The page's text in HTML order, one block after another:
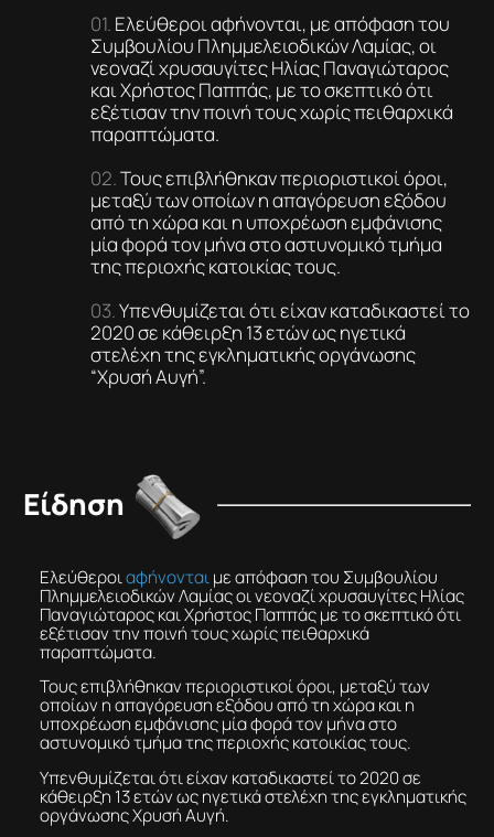
Ελεύθεροι αφήνονται, με απόφαση του
Συμβουλίου Πλημμελειοδικών Λαμίας, οι
νεοναζί χρυσαυγίτες Ηλίας Παναγιώταρος
και Χρήστος Παππάς, με το σκεπτικό ότι
εξέτισαν την ποινή τους χωρίς πειθαρχικά
παραπτώματα.
Τους επιβλήθηκαν περιοριστικοί όροι,
μεταξύ των οποίων η απαγόρευση εξόδου
από τη χώρα και η υποχρέωση εμφάνισης
μία φορά τον μήνα στο αστυνομικό τμήμα
της περιοχής κατοικίας τους.
Υπενθυμίζεται ότι είχαν καταδικαστεί το
2020 σε κάθειρξη 13 ετών ως ηγετικά
στελέχη της εγκληματικής οργάνωσης
“Χρυσή Αυγή”.
Είδηση
Ελεύθεροιαφήνονταιμε απόφαση του Συμβουλίου
Πλημμελειοδικών Λαμίας οι νεοναζί χρυσαυγίτες Ηλίας
Παναγιώταρος και Χρήστος Παππάς με το σκεπτικό ότι
εξέτισαν την ποινή τους χωρίς πειθαρχικά
παραπτώματα.
Τους επιβλήθηκαν περιοριστικοί όροι, μεταξύ των
οποίων η απαγόρευση εξόδου από τη χώρα και η
υποχρέωση εμφάνισης μία φορά τον μήνα στο
αστυνομικό τμήμα της περιοχής κατοικίας τους.
Υπενθυμίζεται ότι είχαν καταδικαστεί το 2020 σε
κάθειρξη 13 ετών ως ηγετικά στελέχη της εγκληματικής
οργάνωσης Χρυσή Αυγή.